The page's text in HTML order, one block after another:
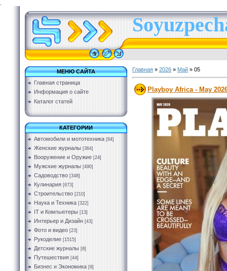
МЕНЮ САЙТА
Главная страница
Информация о сайте
Каталог статей
КАТЕГОРИИ
Автомобили и мототехника [84]
Женские журналы [364]
Вооружение и Оружие [24]
Мужские журналы [490]
Садоводство [348]
Кулинария [673]
Строительство [210]
Наука и Техника [322]
IT и Компьютеры [13]
Интерьер и Дизайн [43]
Фото и видео [23]
Рукоделие [1515]
Детские журналы [8]
Путешествия [44]
Бизнес и Экономика [9]
Главная » 2026 » Май » 05
Playboy Africa - May